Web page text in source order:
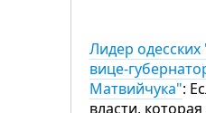
Лидер
вице-
Матвийчука":
власти,